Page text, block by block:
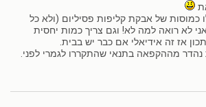
כמוסות של אבקת קליפות פסיליום (ולא כל
לא רואה למה לא! וגם צריך כמות יחסית
אז זה אידיאלי אם כבר יש בבית.